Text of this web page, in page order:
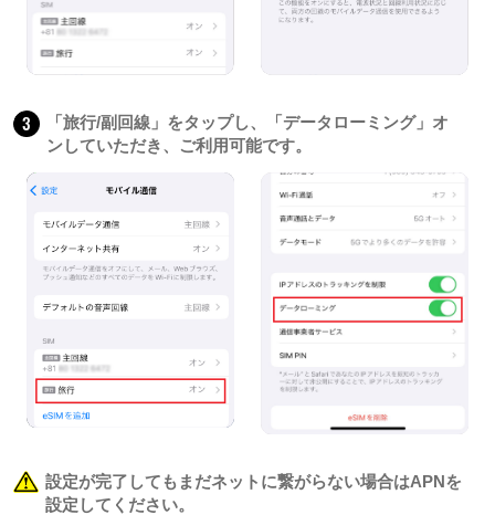
3
「旅行/副回線」をタップし、「データローミング」オ
ンしていただき、ご利用可能です。
設定が完了してもまだネットに繋がらない場合はAPNを
設定してください。